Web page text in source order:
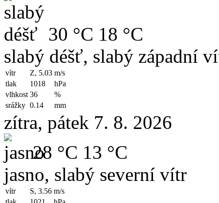
30 °C 18 °C
slabý déšť, slabý západní
vítr Z, 5.03 m/s
tlak
1018
hPa
vlhkost 36
%
srážky 0.14 mm
zítra, pátek 7. 8. 2026
28 °C 13 °C
jasno, slabý severní vítr
vítr S, 3.56 m/s